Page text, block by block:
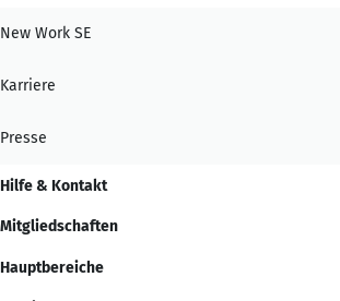
New Work SE
Karriere
Presse
Hilfe & Kontakt
Mitgliedschaften
Hauptbereiche